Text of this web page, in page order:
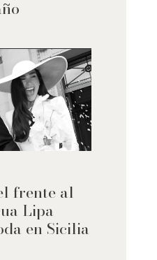
frente al
Lipa
en Sicilia